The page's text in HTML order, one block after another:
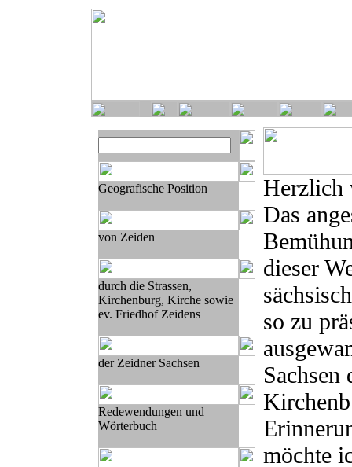
Geografische Position
von Zeiden
durch die Strassen,
Kirchenburg, Kirche sowie
ev. Friedhof Zeidens
der Zeidner Sachsen
Redewendungen und
Wörterbuch
Herzlich
Das
dieser
so zu
Sachsen
möchte